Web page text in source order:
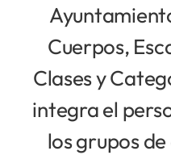
Cuerpos,
Clases y
integra el
los grupos